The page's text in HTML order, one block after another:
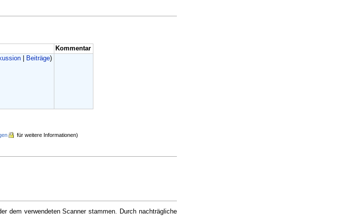
Kommentar
Beiträge)
für weitere Informationen)
dem verwendeten Scanner stammen. Durch nachträgliche